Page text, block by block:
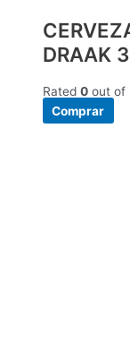
DRAAK
Rated 0 out of
Comprar